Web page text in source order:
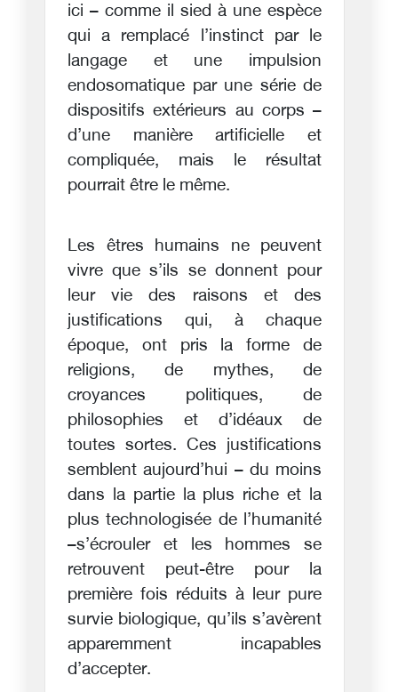
ici – comme il sied à une espèce
qui a remplacé l’instinct par le
langage et une impulsion
endosomatique par une série de
dispositifs extérieurs au corps –
d’une manière artificielle et
compliquée, mais le résultat
pourrait être le même.
Les êtres humains ne peuvent
vivre que s’ils se donnent pour
leur vie des raisons et des
justifications qui, à chaque
époque, ont pris la forme de
religions, de mythes, de
croyances politiques, de
philosophies et d’idéaux de
toutes sortes. Ces justifications
semblent aujourd’hui – du moins
dans la partie la plus riche et la
plus technologisée de l’humanité
–s’écrouler et les hommes se
retrouvent peut-être pour la
première fois réduits à leur pure
survie biologique, qu’ils s’avèrent
apparemment incapables
d’accepter.